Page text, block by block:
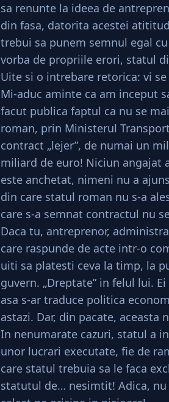
sa renunte la ideea de
din fasa, datorita acestei
trebui sa punem semnul egal
vorba de propriile erori, statul
Uite si o intrebare retorica: vi
Mi-aduc aminte ca am inceput
facut publica faptul ca nu se
roman, prin Ministerul
contract „lejer”, de numai un
miliard de euro! Niciun angajat
este anchetat, nimeni nu a
din care statul roman nu s-a
care s-a semnat contractul nu
Daca tu, antreprenor,
care raspunde de acte intr-o
uiti sa platesti ceva la timp, la
guvern. „Dreptate” in felul lui.
asa s-ar traduce politica
astazi. Dar, din pacate, aceasta
In nenumarate cazuri, statul a
unor lucrari executate, fie de
care statul trebuia sa le faca
statutul de… nesimtit! Adica,